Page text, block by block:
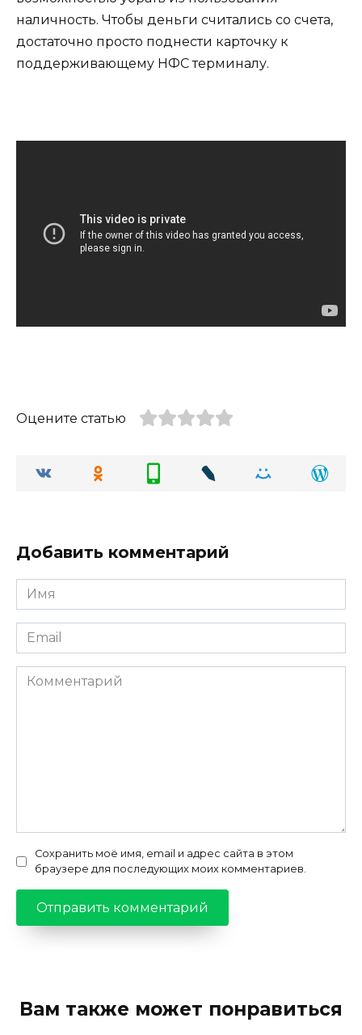
наличность. Чтобы деньги считались со счета,
достаточно просто поднести карточку к
поддерживающему НФС терминалу.
Оцените статью
Добавить комментарий
Имя
Email
Комментарий
Сохранить моё имя, email и адрес сайта в этом
браузере для последующих моих комментариев.
Вам также может понравиться